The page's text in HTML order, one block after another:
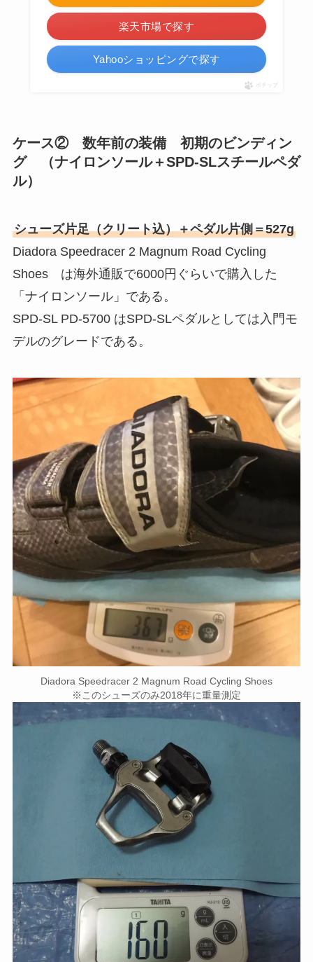
楽天市場で探す
Yahooショッピングで探す
ポチップ
ケース② 数年前の装備 初期のビンディン
グ （ナイロンソール＋SPD-SLスチールペダ
ル）
シューズ片足（クリート込）＋ペダル片側＝527g
Diadora Speedracer 2 Magnum Road Cycling
Shoes は海外通販で6000円ぐらいで購入した
「ナイロンソール」である。
SPD-SL PD-5700 はSPD-SLペダルとしては入門モ
デルのグレードである。
Diadora Speedracer 2 Magnum Road Cycling Shoes
※このシューズのみ2018年に重量測定